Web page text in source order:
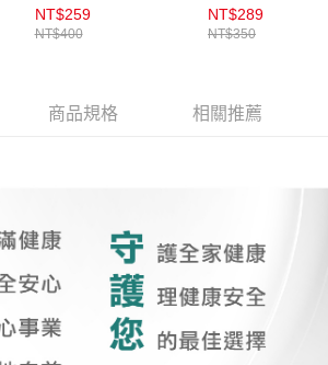
股份有限公司」（以下簡稱本公司）所提供，讓
服務購買商品或服務，並由商店將買賣／分期付款
期帳單所需資料之確認、核對及更正。
含以上)免運費
含以上)免運費
NT$259
NT$400
NT$289
NT$350
商品規格 相關推薦